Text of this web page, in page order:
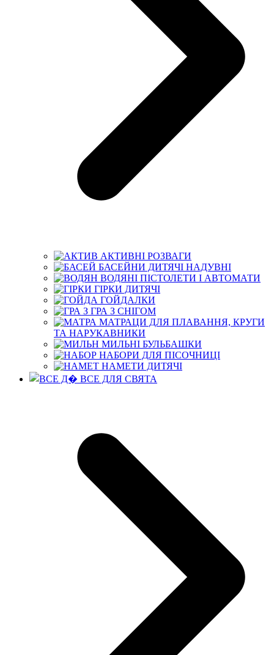
АКТИВНІ РОЗВАГИ
БАСЕЙНИ ДИТЯЧІ НАДУВНІ
ВОДЯНІ ПІСТОЛЕТИ І АВТОМАТИ
ГІРКИ ДИТЯЧІ
ГОЙДАЛКИ
ГРА З СНІГОМ
МАТРАЦИ ДЛЯ ПЛАВАННЯ, КРУГИ
ТА НАРУКАВНИКИ
МИЛЬНІ БУЛЬБАШКИ
НАБОРИ ДЛЯ ПІСОЧНИЦІ
НАМЕТИ ДИТЯЧІ
ВСЕ ДЛЯ СВЯТА